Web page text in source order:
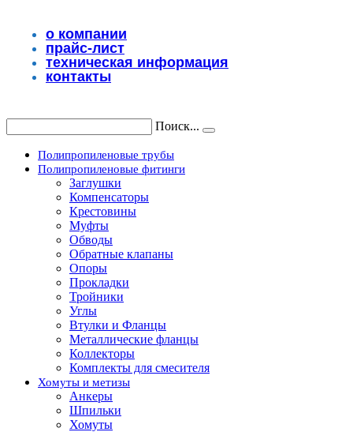
содержимомуо компании
прайс-лист
техническая информация
контакты
Поиск...
Полипропиленовые трубы
Полипропиленовые фитинги
Заглушки
Компенсаторы
Крестовины
Муфты
Обводы
Обратные клапаны
Опоры
Прокладки
Тройники
Углы
Втулки и Фланцы
Металлические фланцы
Коллекторы
Комплекты для смесителя
Хомуты и метизы
Анкеры
Шпильки
Хомуты